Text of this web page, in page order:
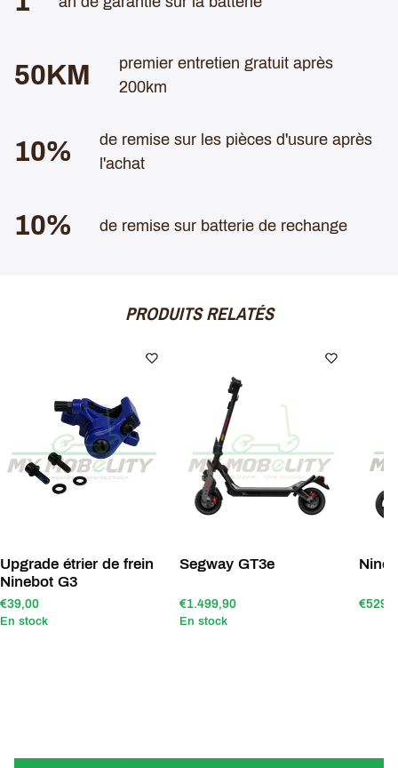
50KM
premier entretien gratuit après
200km
10%
de remise sur les pièces d'usure après
l'achat
10% de remise sur batterie de rechange
PRODUITS RELATÉS
Upgrade étrier de frein
Ninebot G3
€39,00
En stock
Segway GT3e
€1.499,90
En stock